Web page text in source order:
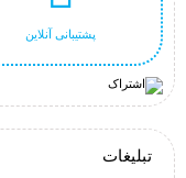
پشتیبانی آنلاین
تبلیغات